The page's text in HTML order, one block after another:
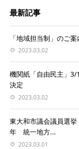
最新記事
「地域担当制」のご案
2023.03.02
機関紙「自由民主」
決定
2023.03.02
東大和市議会議員選
年 統一地方...
2023.03.01